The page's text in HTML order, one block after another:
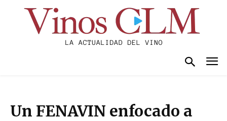
Un FENAVIN enfocado a